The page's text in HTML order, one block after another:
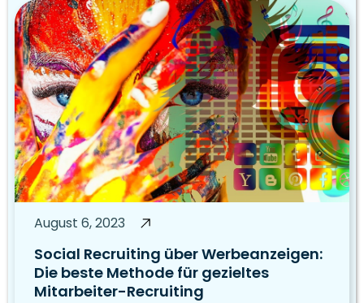
August 6, 2023
Social Recruiting über Werbeanzeigen:
Die beste Methode für gezieltes
Mitarbeiter-Recruiting